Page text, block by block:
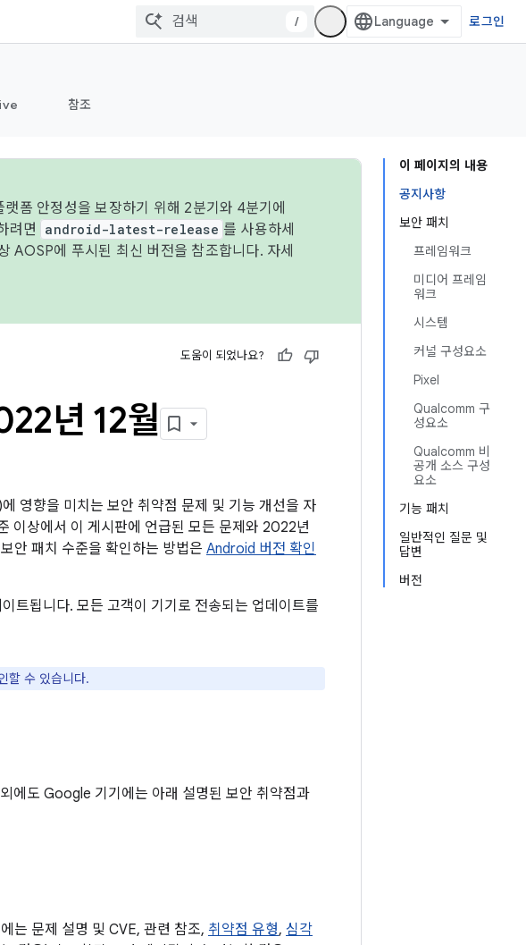
/ 로그인
참조
이 페이지의 내용
공지사항
보안 패치
프레임워크
미디어 프레임
워크
시스템
커널 구성요소
Pixel
Qualcomm 구
성요소
Qualcomm 비
공개 소스 구성
요소
기능 패치
일반적인 질문 및
답변
버전
폼 안정성을 보장하기 위해 2분기와 4분기에
려면
android-latest-release 를 사용하세
AOSP에 푸시된 최신 버전을 참조합니다. 자세
도움이 되었나요?
년 12월
영향을 미치는 보안 취약점 문제 및 기능 개선을 자
상에서 이 게시판에 언급된 모든 문제와 2022년
안 패치 수준을 확인하는 방법은 Android 버전 확인
됩니다. 모든 고객이 기기로 전송되는 업데이트를
할 수 있습니다.
에도 Google 기기에는 아래 설명된 보안 취약점과
는 문제 설명 및 CVE, 관련 참조, 취약점 유형, 심각